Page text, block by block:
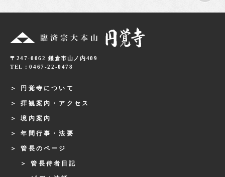
〒247-0062 鎌倉市山ノ内409
TEL：0467-22-0478
円覚寺について
拝観案内・アクセス
境内案内
年間行事・法要
管長のページ
管長侍者日記